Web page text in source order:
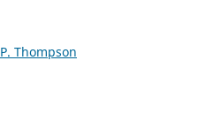
Thompson